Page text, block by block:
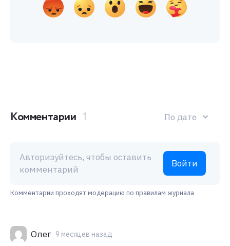
Комментарии 1 По дате
Авторизуйтесь, чтобы оставить
комментарий
Войти
Комментарии проходят модерацию по правилам журнала
Олег 9 месяцев назад